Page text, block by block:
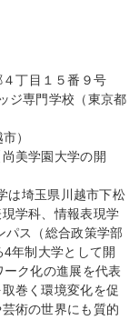
丁目１５番９号
ジ専門学校（東京都
）
美学園大学の開
は埼玉県川越市下松
学科、情報表現学
パス（総合政策学部
年制大学として開
ク化の進展を代表
巻く環境変化を促
術の世界にも質的